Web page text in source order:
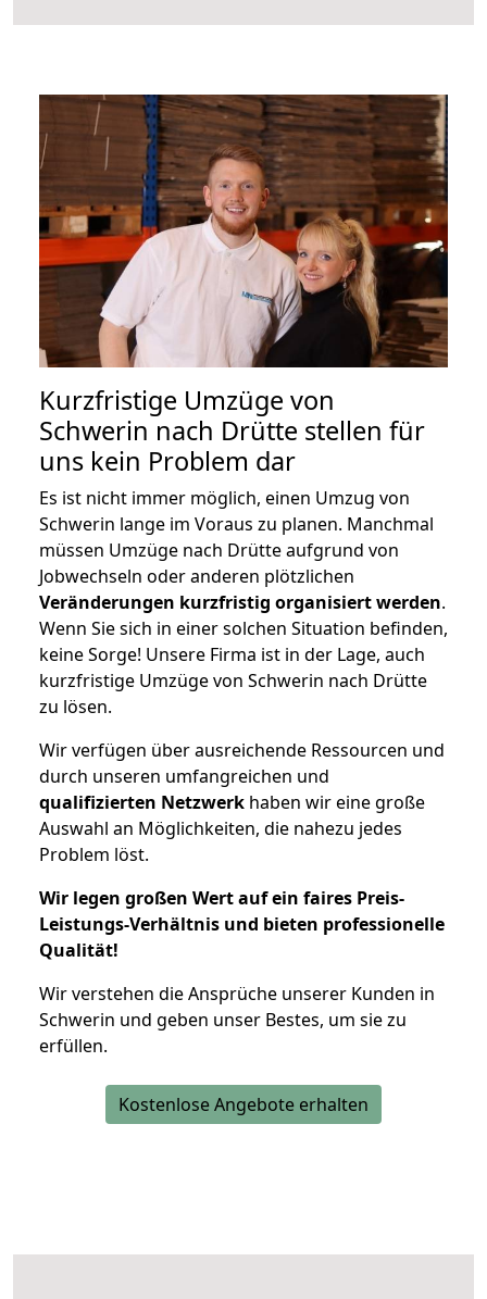
Kurzfristige Umzüge von
Schwerin nach Drütte stellen für
uns kein Problem dar
Es ist nicht immer möglich, einen Umzug von
Schwerin lange im Voraus zu planen. Manchmal
müssen Umzüge nach Drütte aufgrund von
Jobwechseln oder anderen plötzlichen
Veränderungen kurzfristig organisiert werden.
Wenn Sie sich in einer solchen Situation befinden,
keine Sorge! Unsere Firma ist in der Lage, auch
kurzfristige Umzüge von Schwerin nach Drütte
zu lösen.
Wir verfügen über ausreichende Ressourcen und
durch unseren umfangreichen und
qualifizierten Netzwerk haben wir eine große
Auswahl an Möglichkeiten, die nahezu jedes
Problem löst.
Wir legen großen Wert auf ein faires Preis-
Leistungs-Verhältnis und bieten professionelle
Qualität!
Wir verstehen die Ansprüche unserer Kunden in
Schwerin und geben unser Bestes, um sie zu
erfüllen.
Kostenlose Angebote erhalten